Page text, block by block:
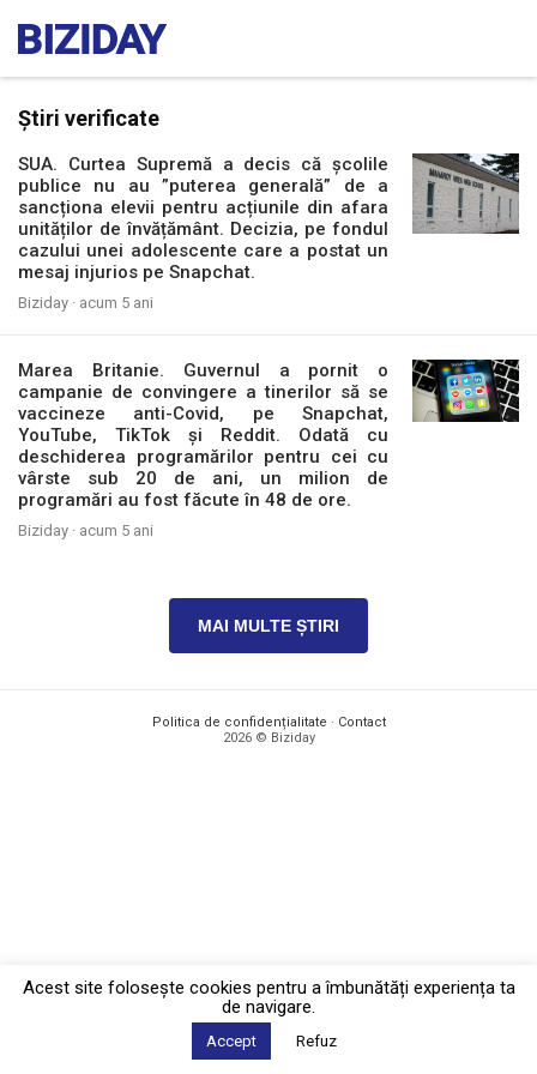
Știri verificate
SUA. Curtea Supremă a decis că școlile
publice nu au ”puterea generală” de a
sancționa elevii pentru acțiunile din afara
unităților de învățământ. Decizia, pe fondul
cazului unei adolescente care a postat un
mesaj injurios pe Snapchat.
Biziday · acum 5 ani
Marea Britanie. Guvernul a pornit o
campanie de convingere a tinerilor să se
vaccineze anti-Covid, pe Snapchat,
YouTube, TikTok și Reddit. Odată cu
deschiderea programărilor pentru cei cu
vârste sub 20 de ani, un milion de
programări au fost făcute în 48 de ore.
Biziday · acum 5 ani
MAI MULTE ȘTIRI
Politica de confidențialitate · Contact
2026 © Biziday
Acest site foloseşte cookies pentru a îmbunătăți experiența ta
de navigare.
Accept Refuz